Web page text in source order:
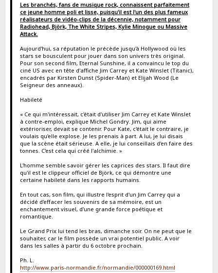
Les branchés, fans de musique rock, connaissent parfaitement
ce jeune homme poli et lisse, puisqu'il est l'un des plus fameux
réalisateurs de vidéo-clips de la décennie, notamment pour
Radiohead, Björk, The White Stripes, Kylie Minogue ou Massive
Attack.
Aujourd'hui, sa réputation le précède jusqu'à Hollywood où les
stars se bousculent pour jouer dans son univers très original.
Pour son second film, Eternal Sunshine, il a convaincu le top du
ciné US avec en tête d'affiche Jim Carrey et Kate Winslet (Titanic),
encadrés par Kirsten Dunst (Spider-Man) et Elijah Wood (Le
Seigneur des anneaux).
Habileté
« Ce qui m'intéressait, c'était d'utiliser Jim Carrey et Kate Winslet
à contre-emploi, explique Michel Gondry. Jim, qui aime
extérioriser, devait se contenir. Pour Kate, c'était le contraire, je
voulais qu'elle explose. Je les prenais à part. A lui, je lui disais
que la scène était sérieuse. A elle, je lui conseillais d'en faire des
tonnes. C'est cela qui créé l'alchimie. »
L'homme semble savoir gérer les caprices des stars. Il faut dire
qu'il est le clippeur officiel de Björk, ce qui démontre une
certaine habileté dans les rapports humains.
En tout cas, son film, qui illustre l'esprit d'un Jim Carrey qui a
décidé d'effacer les souvenirs de sa mémoire, est un
enchantement visuel, d'une grande force poétique et
romantique.
Le Grand Prix lui tend les bras, dimanche soir. On ne peut que le
souhaiter, car le film possède un vrai potentiel public. A voir
dans les salles à partir du 6 octobre prochain.
Ph. L.
http://www.paris-normandie.fr/normandie/000000169.html